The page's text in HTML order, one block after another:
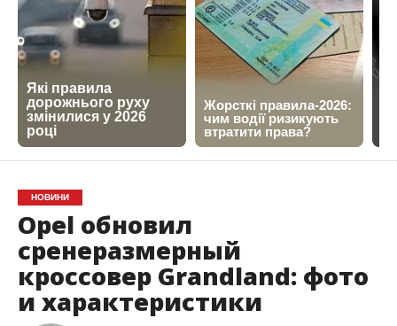
НОВИНИ
Opel обновил
сренеразмерный
кроссовер Grandland: фото
и характеристики